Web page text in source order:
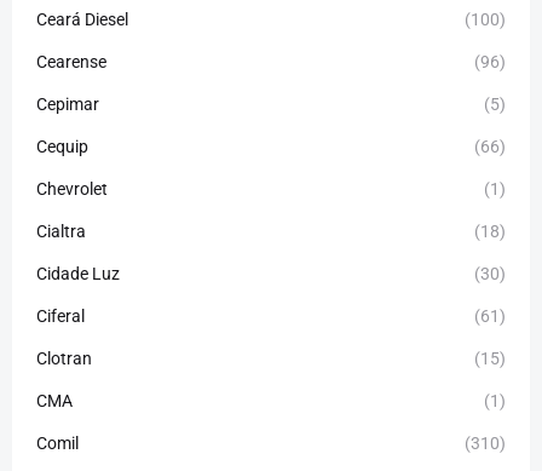
Ceará Diesel (100)
Cearense (96)
Cepimar (5)
Cequip (66)
Chevrolet (1)
Cialtra (18)
Cidade Luz (30)
Ciferal (61)
Clotran (15)
CMA (1)
Comil (310)